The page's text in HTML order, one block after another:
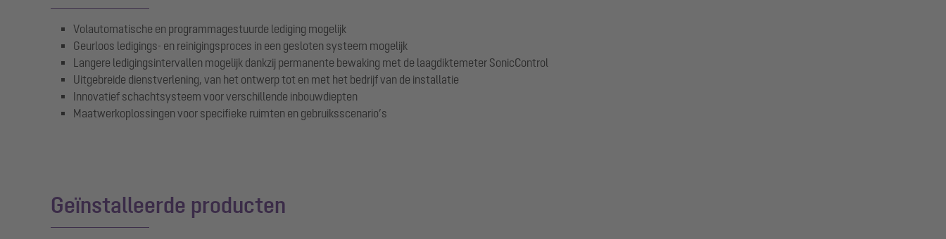
Volautomatische en programmagestuurde lediging mogelijk
Geurloos ledigings- en reinigingsproces in een gesloten systeem mogelijk
Langere ledigingsintervallen mogelijk dankzij permanente bewaking met de laagdiktemeter SonicControl
Uitgebreide dienstverlening, van het ontwerp tot en met het bedrijf van de installatie
Innovatief schachtsysteem voor verschillende inbouwdiepten
Maatwerkoplossingen voor specifieke ruimten en gebruiksscenario’s
Geïnstalleerde producten